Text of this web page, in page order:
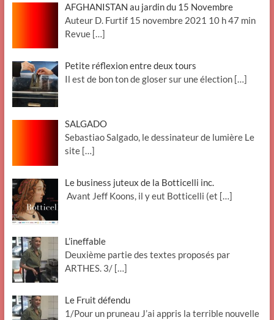
AFGHANISTAN au jardin du 15 Novembre
Auteur D. Furtif 15 novembre 2021 10 h 47 min
Revue […]
Petite réflexion entre deux tours
Il est de bon ton de gloser sur une élection […]
SALGADO
Sebastiao Salgado, le dessinateur de lumière Le
site […]
Le business juteux de la Botticelli inc.
Avant Jeff Koons, il y eut Botticelli (et […]
L’ineffable
Deuxième partie des textes proposés par
ARTHES. 3/ […]
Le Fruit défendu
1/Pour un pruneau J’ai appris la terrible nouvelle